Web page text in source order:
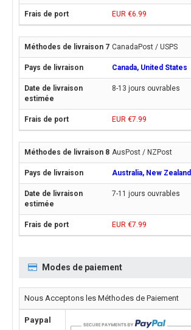
EUR €6.99
CanadaPost / USPS
Canada, United States
8-13 jours ouvrables
EUR €7.99
AusPost / NZPost
Australia, New Zealand
7-11 jours ouvrables
EUR €7.99
Modes de paiement
Nous Acceptons les Méthodes de Paiement
Paypal